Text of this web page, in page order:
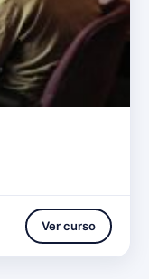
Ver curso